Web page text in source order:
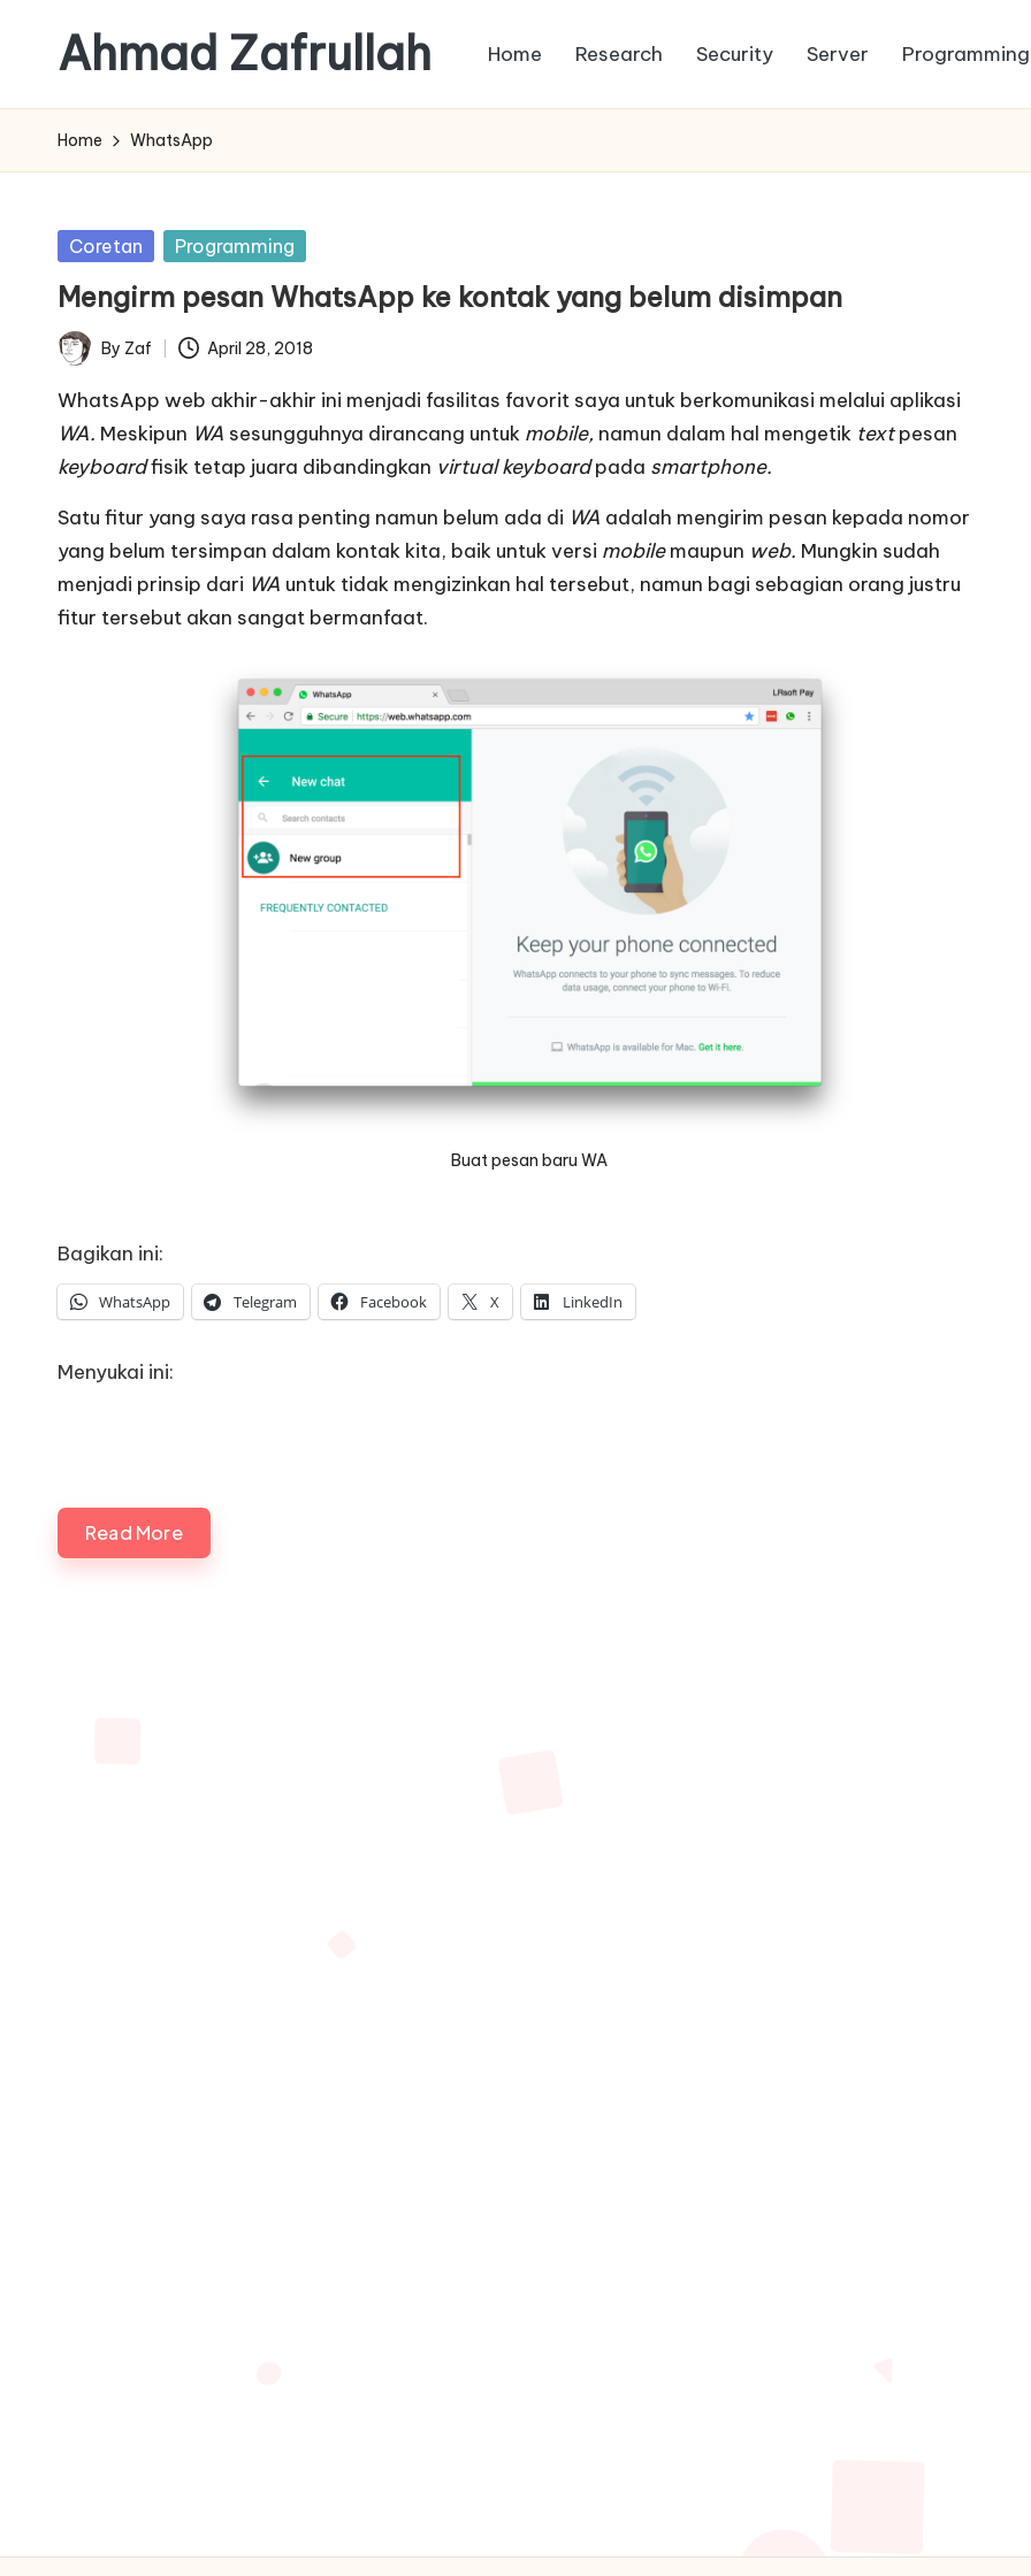
content
Ahmad Zafrullah
to
Learn
better
than
Learn
how
to
Work
Home Research Security Server Programming
Home WhatsApp
Posted
Coretan Programming
Mengirm pesan WhatsApp ke kontak yang belum disimpan
Posted
by
By Zaf April 28, 2018
WhatsApp web akhir-akhir ini menjadi fasilitas favorit saya untuk berkomunikasi melalui aplikasi
WA. Meskipun WA sesungguhnya dirancang untuk mobile, namun dalam hal mengetik textpesan
keyboardfisik tetap juara dibandingkan virtual keyboardpada smartphone.
Satu fitur yang saya rasa penting namun belum ada di WA adalah mengirim pesan kepada nomor
yang belum tersimpan dalam kontak kita, baik untuk versi mobilemaupun web. Mungkin sudah
menjadi prinsip dari WA untuk tidak mengizinkan hal tersebut, namun bagi sebagian orang justru
fitur tersebut akan sangat bermanfaat.
Buat pesan baru WA
Bagikan ini:
WhatsApp Telegram Facebook X LinkedIn
Menyukai ini:
Read More